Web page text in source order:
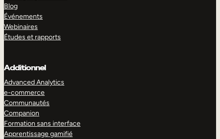
Blog
Événements
Webinaires
Études et rapports
Additionnel
Advanced Analytics
e-commerce
Communautés
Companion
Formation sans interface
Apprentissage gamifié